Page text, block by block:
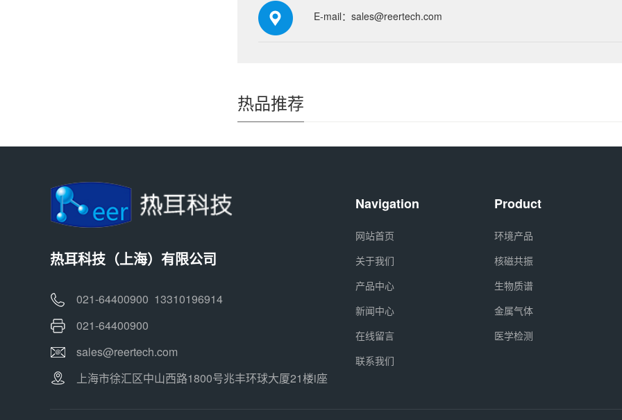
E-mail：sales@reertech.com
热品推荐
热耳科技（上海）有限公司
021-64400900 13310196914
021-64400900
sales@reertech.com
上海市徐汇区中山西路1800号兆丰环球大厦21楼i座
Navigation
网站首页
关于我们
产品中心
新闻中心
在线留言
联系我们
Product
环境产品
核磁共振
生物质谱
金属气体
医学检测